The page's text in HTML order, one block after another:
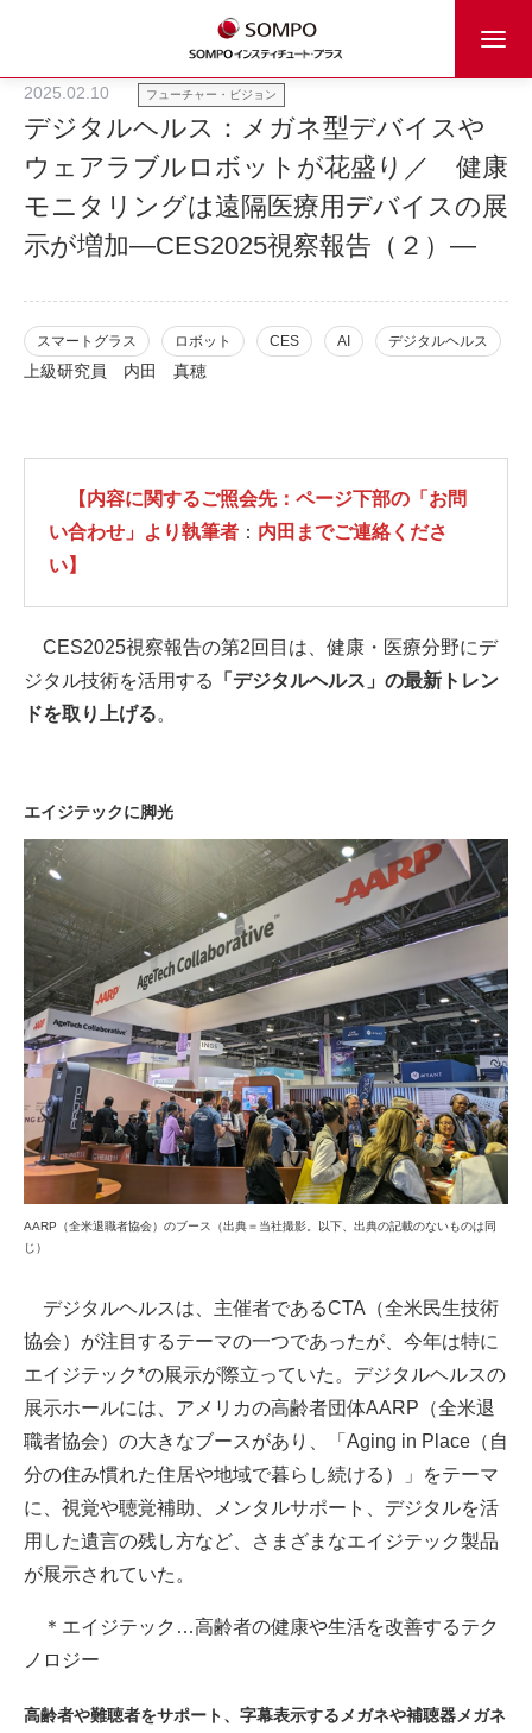
2025.02.10 フューチャー・ビジョン
デジタルヘルス：メガネ型デバイスや
ウェアラブルロボットが花盛り／ 健康
モニタリングは遠隔医療用デバイスの展
示が増加―CES2025視察報告（２）―
スマートグラス ロボット CES AI デジタルヘルス
上級研究員 内田 真穂
【内容に関するご照会先：ページ下部の「お問
い合わせ」より執筆者 ： 内田までご連絡くださ
い】
CES2025視察報告の第2回目は、健康・医療分野にデ
ジタル技術を活用する
「デジタルヘルス」の最新トレン
ドを取り上げる。
エイジテックに脚光
AARP（全米退職者協会）のブース（出典＝当社撮影。以下、出典の記載のないものは同
じ）
デジタルヘルスは、主催者であるCTA（全米民生技術
協会）が注目するテーマの一つであったが、今年は特に
エイジテック*の展示が際立っていた。デジタルヘルスの
展示ホールには、アメリカの高齢者団体AARP（全米退
職者協会）の大きなブースがあり、「Aging in Place（自
分の住み慣れた住居や地域で暮らし続ける）」をテーマ
に、視覚や聴覚補助、メンタルサポート、デジタルを活
用した遺言の残し方など、さまざまなエイジテック製品
が展示されていた。
＊エイジテック…高齢者の健康や生活を改善するテク
ノロジー
高齢者や難聴者をサポート、字幕表示するメガネや補聴器メガネ